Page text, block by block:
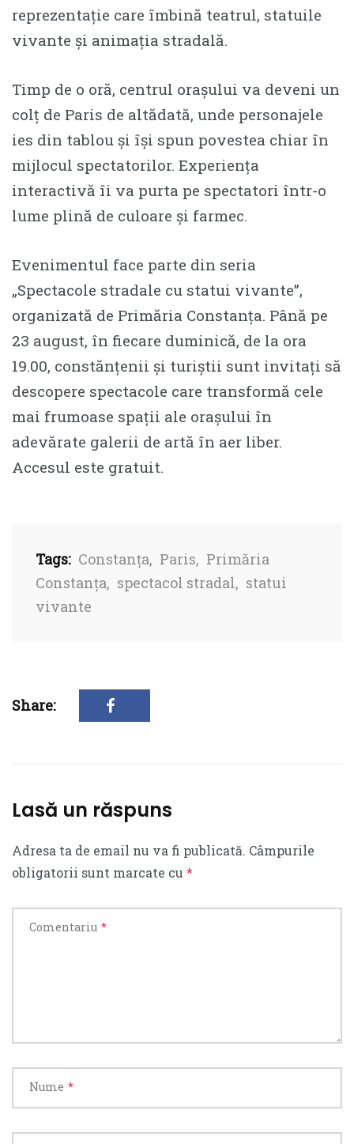
reprezentație care îmbină teatrul, statuile
vivante și animația stradală.
Timp de o oră, centrul orașului va deveni un
colț de Paris de altădată, unde personajele
ies din tablou și își spun povestea chiar în
mijlocul spectatorilor. Experiența
interactivă îi va purta pe spectatori într-o
lume plină de culoare și farmec.
Evenimentul face parte din seria
„Spectacole stradale cu statui vivante”,
organizată de Primăria Constanța. Până pe
23 august, în fiecare duminică, de la ora
19.00, constănțenii și turiștii sunt invitați să
descopere spectacole care transformă cele
mai frumoase spații ale orașului în
adevărate galerii de artă în aer liber.
Accesul este gratuit.
Tags: Constanța, Paris, Primăria
Constanța, spectacol stradal, statui
vivante
Share:
Lasă un răspuns
Adresa ta de email nu va fi publicată. Câmpurile
obligatorii sunt marcate cu *
Comentariu *
Nume *